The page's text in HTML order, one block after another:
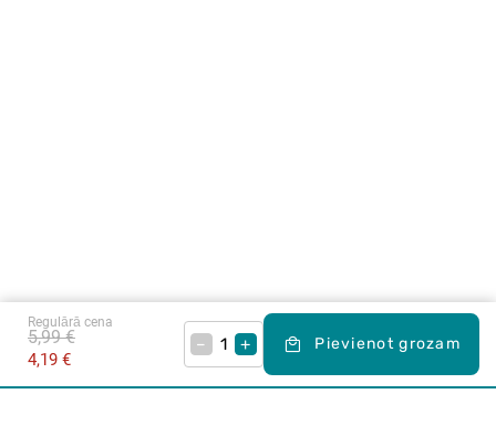
Regulārā cena
4,19 €
5,99 € – + Pievienot grozam